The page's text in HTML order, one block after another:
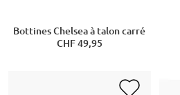
Bottines Chelsea à talon carré
CHF 49,95